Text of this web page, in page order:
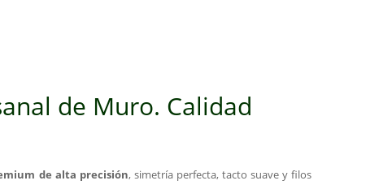
de Muro. Calidad
de alta precisión, simetría perfecta, tacto suave y filos